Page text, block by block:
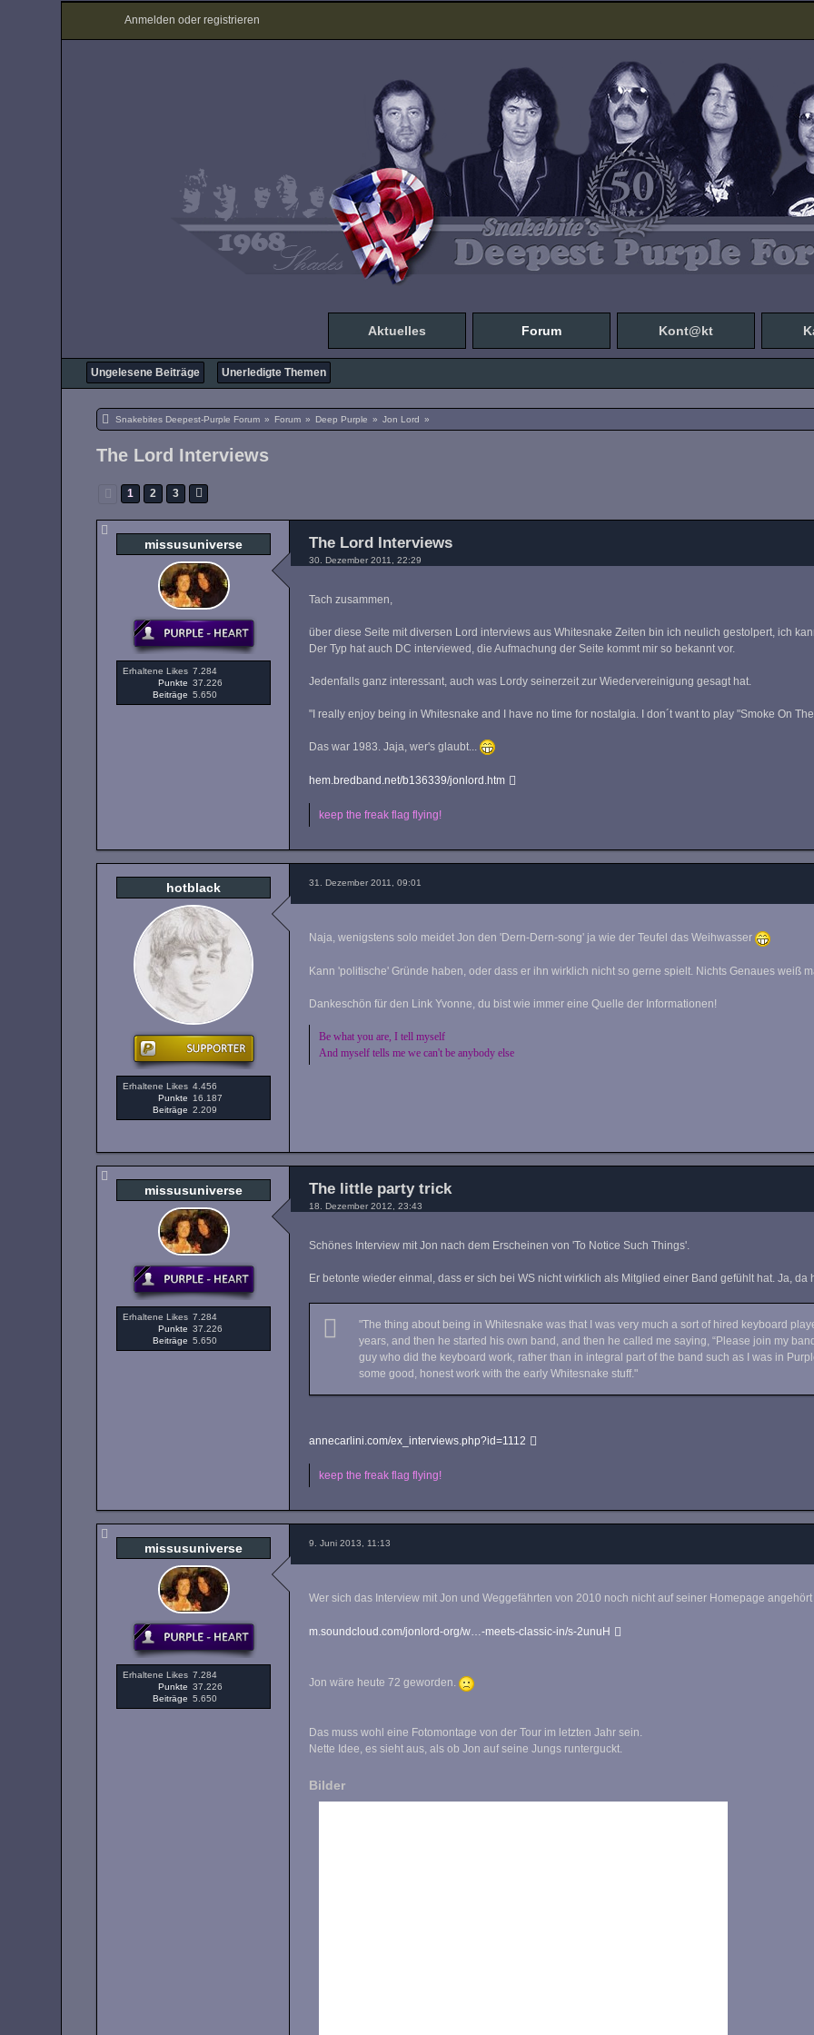
Anmelden oder registrieren
Aktuelles Forum Kont@kt
Ungelesene Beiträge Unerledigte Themen
Snakebites Deepest-Purple Forum » Forum » Deep Purple » Jon Lord »
The Lord Interviews
1 2 3
missusuniverse
Erhaltene Likes 7.284
Punkte 37.226
Beiträge 5.650
The Lord Interviews
30. Dezember 2011, 22:29
Tach zusammen,
über diese Seite mit diversen Lord interviews aus Whitesnake Zeiten bin ich neulich gestolpert, ich
Der Typ hat auch DC interviewed, die Aufmachung der Seite kommt mir so bekannt vor.
Jedenfalls ganz interessant, auch was Lordy seinerzeit zur Wiedervereinigung gesagt hat.
"I really enjoy being in Whitesnake and I have no time for nostalgia. I don´t want to play "Smoke On
Das war 1983. Jaja, wer's glaubt...
hem.bredband.net/b136339/jonlord.htm
keep the freak flag flying!
hotblack
Erhaltene Likes 4.456
Punkte 16.187
Beiträge 2.209
31. Dezember 2011, 09:01
Naja, wenigstens solo meidet Jon den 'Dern-Dern-song' ja wie der Teufel das Weihwasser
Kann 'politische' Gründe haben, oder dass er ihn wirklich nicht so gerne spielt. Nichts Genaues weiß
Dankeschön für den Link Yvonne, du bist wie immer eine Quelle der Informationen!
Be what you are, I tell myself
And myself tells me we can't be anybody else
missusuniverse
Erhaltene Likes 7.284
Punkte 37.226
Beiträge 5.650
The little party trick
18. Dezember 2012, 23:43
Schönes Interview mit Jon nach dem Erscheinen von 'To Notice Such Things'.
Er betonte wieder einmal, dass er sich bei WS nicht wirklich als Mitglied einer Band gefühlt hat. Ja,
"The thing about being in Whitesnake was that I was very much a sort of hired keyboard
years, and then he started his own band, and then he called me saying, “Please join my
guy who did the keyboard work, rather than in integral part of the band such as I was in
some good, honest work with the early Whitesnake stuff."
annecarlini.com/ex_interviews.php?id=1112
keep the freak flag flying!
missusuniverse
Erhaltene Likes 7.284
Punkte 37.226
Beiträge 5.650
9. Juni 2013, 11:13
Wer sich das Interview mit Jon und Weggefährten von 2010 noch nicht auf seiner Homepage
m.soundcloud.com/jonlord-org/w…-meets-classic-in/s-2unuH
Jon wäre heute 72 geworden.
Das muss wohl eine Fotomontage von der Tour im letzten Jahr sein.
Nette Idee, es sieht aus, als ob Jon auf seine Jungs runterguckt.
Bilder